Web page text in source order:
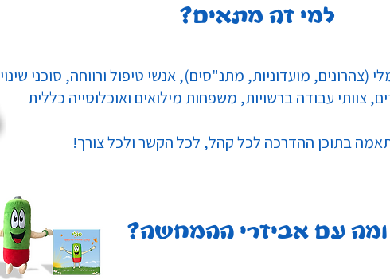
למי זה מתאים?
(צהרונים, מועדוניות, מתנ"סים), אנשי טיפול ורווחה, סוכני שינוי
צוותי עבודה ברשויות, משפחות מילואים ואוכלוסייה כללית
בתוכן ההדרכה לכל קהל, לכל הקשר ולכל צורך!
ומה עם אביזרי ההמחשה?